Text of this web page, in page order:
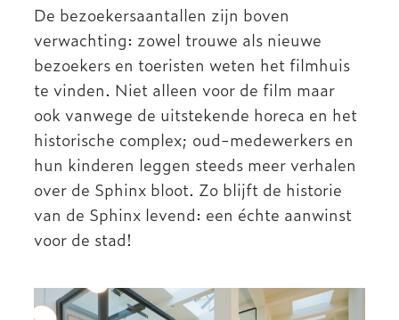
De bezoekersaantallen zijn boven
verwachting: zowel trouwe als nieuwe
bezoekers en toeristen weten het filmhuis
te vinden. Niet alleen voor de film maar
ook vanwege de uitstekende horeca en het
historische complex; oud-medewerkers en
hun kinderen leggen steeds meer verhalen
over de Sphinx bloot. Zo blijft de historie
van de Sphinx levend: een échte aanwinst
voor de stad!